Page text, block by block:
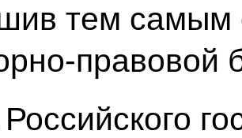
тем
правовой